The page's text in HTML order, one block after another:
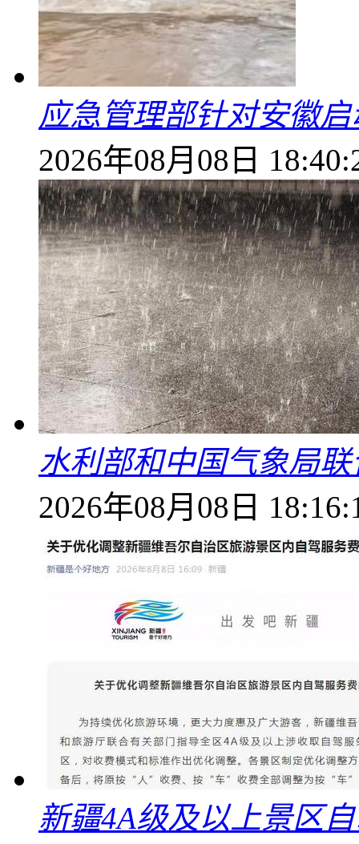
应急管理部针对安徽
2026年08月08日
水利部和中国气象局
2026年08月08日
新疆4A级及以上景区